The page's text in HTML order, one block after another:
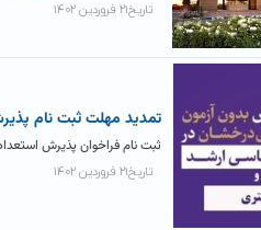
تاریخ۲۱ فروردین ۱۴۰۲
تمدید مهلت ثبت نام
ثبت نام فراخوان پذیرش
تاریخ۲۱ فروردین ۱۴۰۲